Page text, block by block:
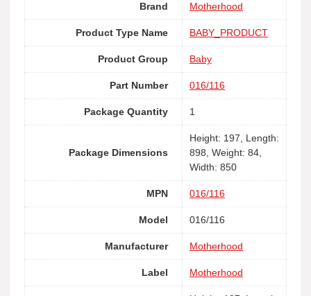
Brand Motherhood
Product Type Name BABY_PRODUCT
Product Group Baby
Part Number 016/116
Package Quantity 1
Package Dimensions
Height: 197, Length:
898, Weight: 84,
Width: 850
MPN 016/116
Model 016/116
Manufacturer Motherhood
Label Motherhood